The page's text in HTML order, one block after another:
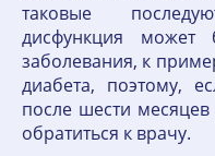
таковые
дисфункция может
заболевания, к
диабета, поэтому,
после шести
обратиться к врачу.